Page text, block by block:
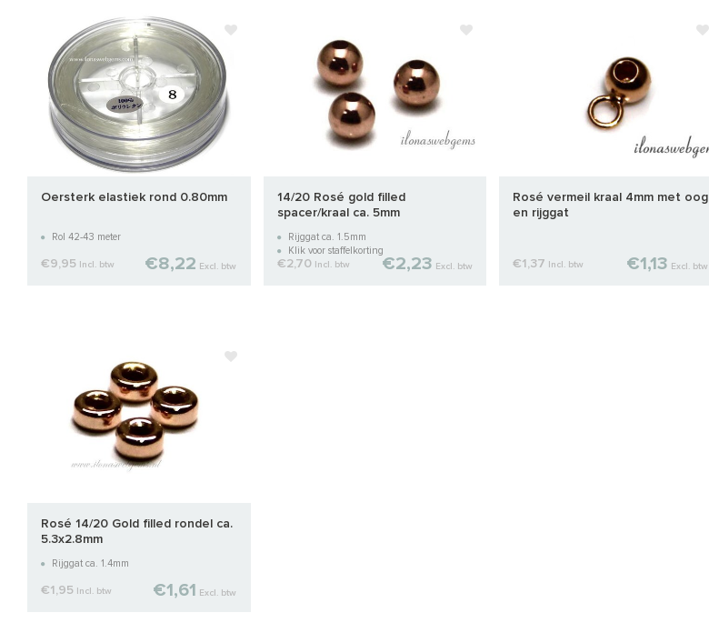
Oersterk elastiek rond 0.80mm
Rol 42-43 meter
€9,95 Incl. btw €8,22 Excl. btw
14/20 Rosé gold filled
spacer/kraal ca. 5mm
Rijggat ca. 1.5mm
Klik voor staffelkorting
€2,70 Incl. btw €2,23 Excl. btw
Rosé vermeil kraal 4mm met oog
en rijggat
€1,37 Incl. btw €1,13 Excl. btw
Rosé 14/20 Gold filled rondel ca.
5.3x2.8mm
Rijggat ca. 1.4mm
€1,95 Incl. btw €1,61 Excl. btw